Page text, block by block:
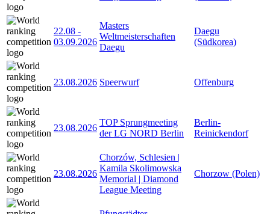
22.08 -
03.09.2026
Masters
Weltmeisterschaften
Daegu
Daegu
(Südkorea)
23.08.2026 Speerwurf Offenburg
23.08.2026
TOP Sprungmeeting
der LG NORD Berlin
Berlin-
Reinickendorf
23.08.2026
Chorzów, Schlesien |
Kamila Skolimowska
Memorial | Diamond
League Meeting
Chorzow (Polen)